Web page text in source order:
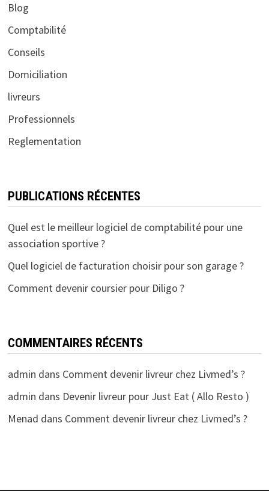
Blog
Comptabilité
Conseils
Domiciliation
livreurs
Professionnels
Reglementation
PUBLICATIONS RÉCENTES
Quel est le meilleur logiciel de comptabilité pour une
association sportive ?
Quel logiciel de facturation choisir pour son garage ?
Comment devenir coursier pour Diligo ?
COMMENTAIRES RÉCENTS
admin dans Comment devenir livreur chez Livmed’s ?
admin dans Devenir livreur pour Just Eat ( Allo Resto )
Menad dans Comment devenir livreur chez Livmed’s ?